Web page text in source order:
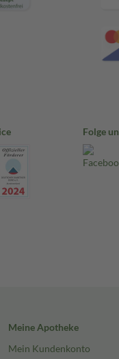
Folge
Meine Apotheke
Mein Kundenkonto